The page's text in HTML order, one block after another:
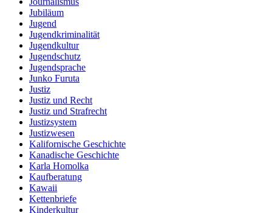
Jubiläum
Jugend
Jugendkriminalität
Jugendkultur
Jugendschutz
Jugendsprache
Junko Furuta
Justiz
Justiz und Recht
Justiz und Strafrecht
Justizsystem
Justizwesen
Kalifornische Geschichte
Kanadische Geschichte
Karla Homolka
Kaufberatung
Kawaii
Kettenbriefe
Kinderkultur